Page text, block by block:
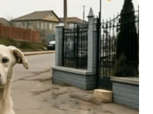
Carrinho reciclado feito
com rolos de papel e
papelão